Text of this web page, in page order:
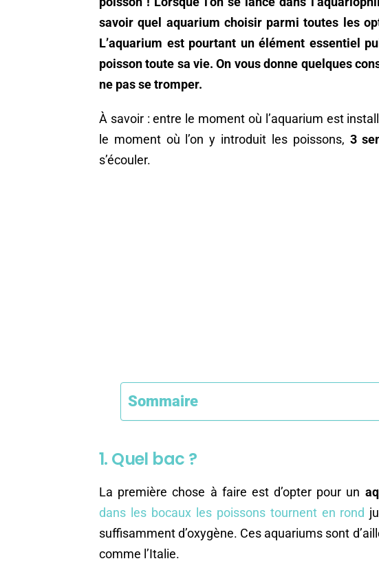
savoir quel aquarium choisir parmi toutes les
L’aquarium est pourtant un élément essentiel
poisson toute sa vie. On vous donne quelques
ne pas se tromper.
À savoir : entre le moment où l’aquarium est
le moment où l’on y introduit les poissons, 3
s’écouler.
Sommaire
1. Quel bac ?
La première chose à faire est d’opter pour un
dans les bocaux les poissons tournent en rond
suffisamment d’oxygène. Ces aquariums sont
comme l’Italie.